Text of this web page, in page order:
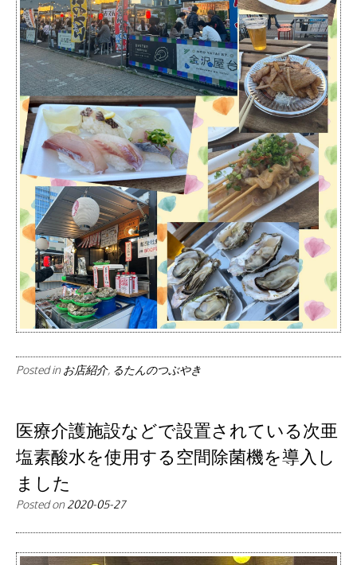
Posted in お店紹介, るたんのつぶやき
医療介護施設などで設置されている次亜
塩素酸水を使用する空間除菌機を導入し
ました
Posted on2020-05-27